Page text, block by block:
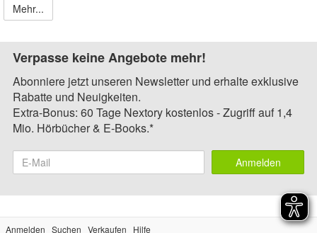
Mehr...
Verpasse keine Angebote mehr!
Abonniere jetzt unseren Newsletter und erhalte exklusive
Rabatte und Neuigkeiten.
Extra-Bonus: 60 Tage Nextory kostenlos - Zugriff auf 1,4
Mio. Hörbücher & E-Books.*
Anmelden
Anmelden Suchen Verkaufen Hilfe